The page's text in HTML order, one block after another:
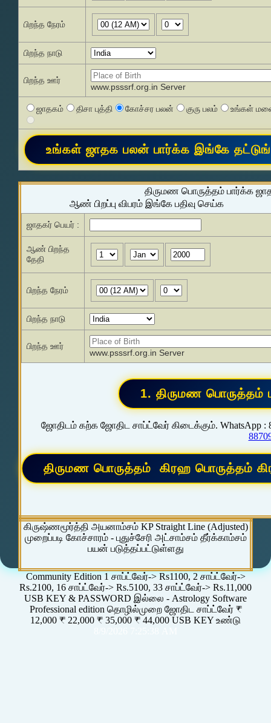
பிறந்த நேரம்
பிறந்த நாடு
பிறந்த ஊர்
www.psssrf.org.in Server
ஜாதகம் திசா புத்தி கோச்சர பலன் குரு பலம் உங்கள்
திருமண பொருத்தம் பார்க்க
ஆண் பிறப்பு விபரம் இங்கே பதிவு செய்க
ஜாதகர் பெயர் :
ஆண் பிறந்த
தேதி
பிறந்த நேரம்
பிறந்த நாடு
பிறந்த ஊர்
www.psssrf.org.in Server
ஜோதிடம் கற்க ஜோதிட சாப்ட்வேர் கிடைக்கும். WhatsApp :
கிருஷ்ணமூர்த்தி அயனாம்சம் KP Straight Line (Adjusted)
முறைப்படி கோச்சாரம் - புதுச்சேரி அட்சாம்சம் தீர்க்காம்சம்
பயன் படுத்தப்பட்டுள்ளது
Community Edition 1 சாப்ட்வேர்-> Rs1100, 2 சாப்ட்வேர்->
Rs.2100, 16 சாப்ட்வேர்-> Rs.5100, 33 சாப்ட்வேர்-> Rs.11,000
USB KEY & PASSWORD இல்லை - Astrology Software
Professional edition தொழில்முறை ஜோதிட சாப்ட்வேர் ₹
12,000 ₹ 22,000 ₹ 35,000 ₹ 44,000 USB KEY உண்டு